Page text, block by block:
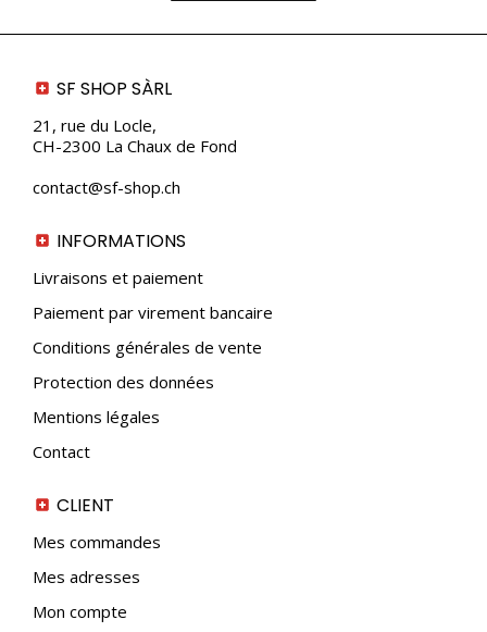
plusieurs
SF SHOP SÀRL
21, rue du Locle,
CH-2300 La Chaux de Fond
contact@sf-shop.ch
INFORMATIONS
Livraisons et paiement
Paiement par virement bancaire
Conditions générales de vente
Protection des données
Mentions légales
Contact
CLIENT
Mes commandes
Mes adresses
Mon compte